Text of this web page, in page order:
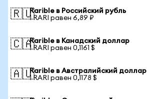
🇷🇺Rarible в Российский рубль
1 RARI равен 6,89 ₽
🇨🇦Rarible в Канадский доллар
1 RARI равен 0,1161 $
🇦🇺Rarible в Австралийский доллар
1 RARI равен 0,1178 $